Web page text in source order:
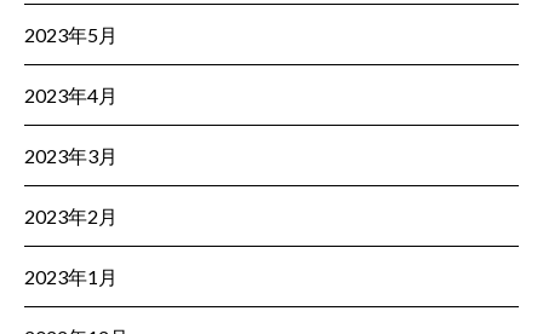
2023年5月
2023年4月
2023年3月
2023年2月
2023年1月